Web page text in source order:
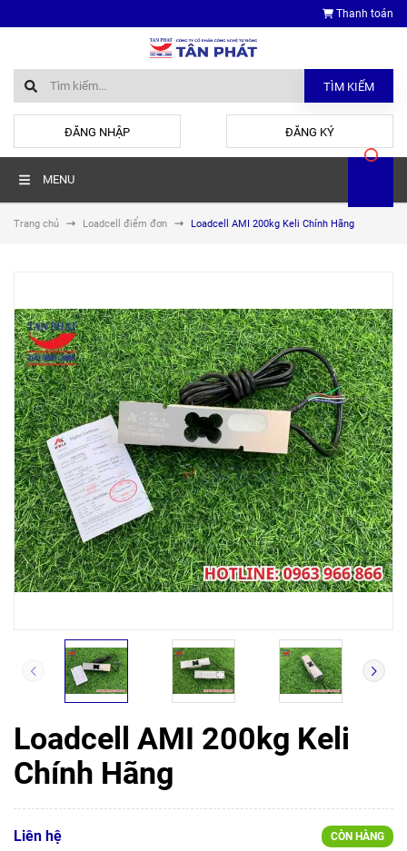
Thanh toán
TÌM KIẾM
ĐĂNG NHẬP ĐĂNG KÝ
MENU
Trang chủ Loadcell điểm đơn Loadcell AMI 200kg Keli Chính Hãng
Loadcell AMI 200kg Keli
Chính Hãng
Liên hệ CÒN HÀNG